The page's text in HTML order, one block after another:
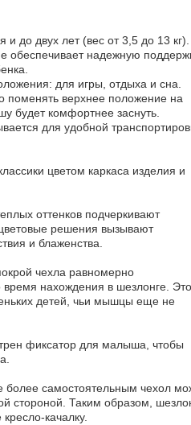
и до двух лет (вес от 3,5 до 13 кг).
обеспечивает надежную
для игры, отдыха и сна.
поменять верхнее положение на
будет комфортнее заснуть.
для удобной
цветом каркаса изделия и
оттенков подчеркивают
решения вызывают
и блаженства.
чехла равномерно
время нахождения в шезлонге.
детей, чьи мышцы еще не
фиксатор для малыша, чтобы
более самостоятельным чехол
стороной. Таким образом,
качалку.